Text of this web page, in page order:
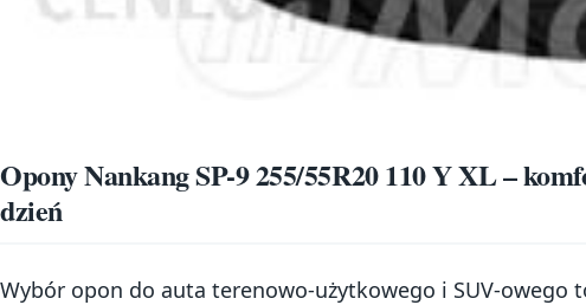
Opony Nankang SP-9 255/55R20 110 Y XL –
dzień
Wybór opon do auta terenowo-użytkowego i SUV-owego